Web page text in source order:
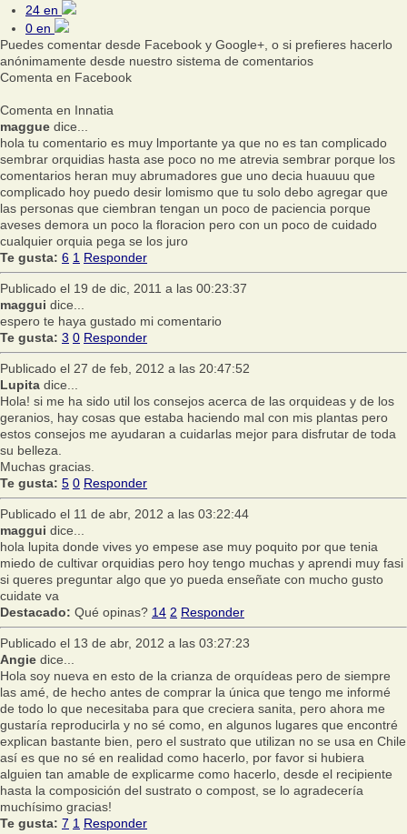
24 en
0 en
Puedes comentar desde Facebook y Google+, o si prefieres hacerlo
anónimamente desde nuestro sistema de comentarios
Comenta en Facebook
Comenta en Innatia
maggue dice...
hola tu comentario es muy lmportante ya que no es tan complicado
sembrar orquidias hasta ase poco no me atrevia sembrar porque los
comentarios heran muy abrumadores gue uno decia huauuu que
complicado hoy puedo desir lomismo que tu solo debo agregar que
las personas que ciembran tengan un poco de paciencia porque
aveses demora un poco la floracion pero con un poco de cuidado
cualquier orquia pega se los juro
Te gusta: 6 1 Responder
Publicado el 19 de dic, 2011 a las 00:23:37
maggui dice...
espero te haya gustado mi comentario
Te gusta: 3 0 Responder
Publicado el 27 de feb, 2012 a las 20:47:52
Lupita dice...
Hola! si me ha sido util los consejos acerca de las orquideas y de los
geranios, hay cosas que estaba haciendo mal con mis plantas pero
estos consejos me ayudaran a cuidarlas mejor para disfrutar de toda
su belleza.
Muchas gracias.
Te gusta: 5 0 Responder
Publicado el 11 de abr, 2012 a las 03:22:44
maggui dice...
hola lupita donde vives yo empese ase muy poquito por que tenia
miedo de cultivar orquidias pero hoy tengo muchas y aprendi muy fasi
si queres preguntar algo que yo pueda enseñate con mucho gusto
cuidate va
Destacado: Qué opinas? 14 2 Responder
Publicado el 13 de abr, 2012 a las 03:27:23
Angie dice...
Hola soy nueva en esto de la crianza de orquídeas pero de siempre
las amé, de hecho antes de comprar la única que tengo me informé
de todo lo que necesitaba para que creciera sanita, pero ahora me
gustaría reproducirla y no sé como, en algunos lugares que encontré
explican bastante bien, pero el sustrato que utilizan no se usa en Chile
así es que no sé en realidad como hacerlo, por favor si hubiera
alguien tan amable de explicarme como hacerlo, desde el recipiente
hasta la composición del sustrato o compost, se lo agradecería
muchísimo gracias!
Te gusta: 7 1 Responder